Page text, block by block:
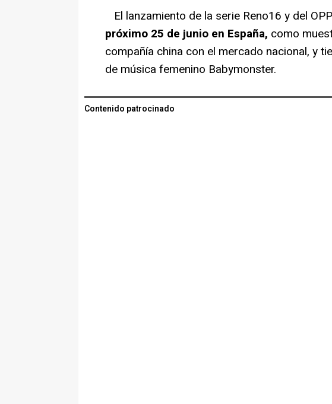
El lanzamiento de la serie Reno16 y del
próximo 25 de junio en España, como
compañía china con el mercado nacional, y
de música femenino Babymonster.
Contenido patrocinado